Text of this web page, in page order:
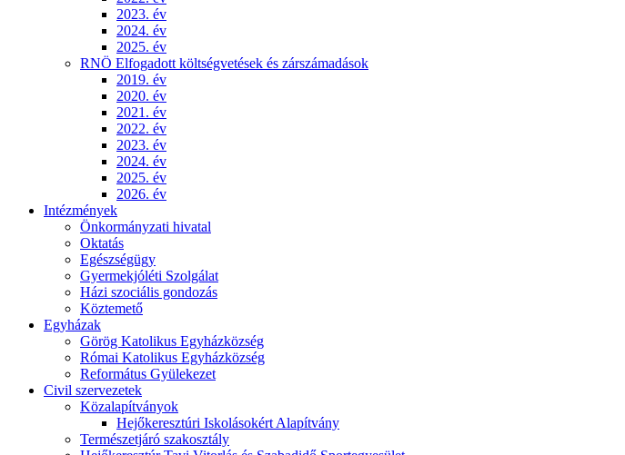
2023. év
2024. év
2025. év
RNÖ Elfogadott költségvetések és zárszámadások
2019. év
2020. év
2021. év
2022. év
2023. év
2024. év
2025. év
2026. év
Intézmények
Önkormányzati hivatal
Oktatás
Egészségügy
Gyermekjóléti Szolgálat
Házi szociális gondozás
Köztemető
Egyházak
Görög Katolikus Egyházközség
Római Katolikus Egyházközség
Református Gyülekezet
Civil szervezetek
Közalapítványok
Hejőkeresztúri Iskolásokért Alapítvány
Természetjáró szakosztály